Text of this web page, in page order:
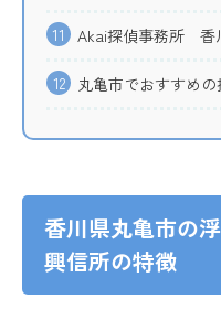
11 Akai探偵事務所 香
12 丸亀市でおすすめ
香川県丸亀市の
興信所の特徴